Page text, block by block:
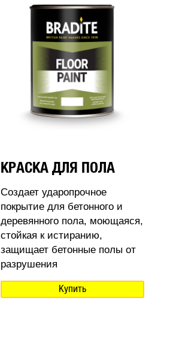
КРАСКА ДЛЯ ПОЛА
Создает ударопрочное
покрытие для бетонного и
деревянного пола, моющаяся,
стойкая к истиранию,
защищает бетонные полы от
разрушения
Купить